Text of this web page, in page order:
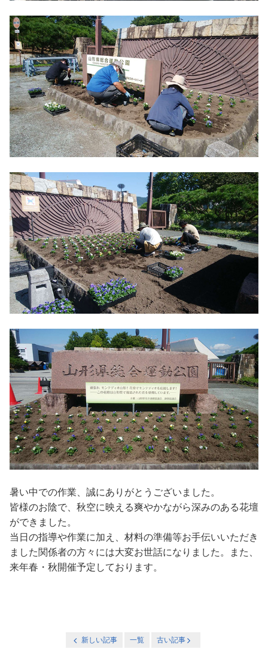
暑い中での作業、誠にありがとうございました。
皆様のお陰で、秋空に映える爽やかながら深みのある花壇
ができました。
当日の指導や作業に加え、材料の準備等お手伝いいただき
ました関係者の方々には大変お世話になりました。また、
来年春・秋開催予定しております。
新しい記事 一覧 古い記事